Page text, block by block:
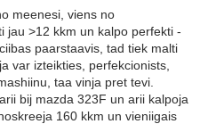
meenesi, viens no
jau >12 kkm un kalpo perfekti -
paarstaavis, tad tiek malti
var izteikties, perfekcionists,
taa vinja pret tevi.
bij mazda 323F un arii kalpoja
160 kkm un vieniigais